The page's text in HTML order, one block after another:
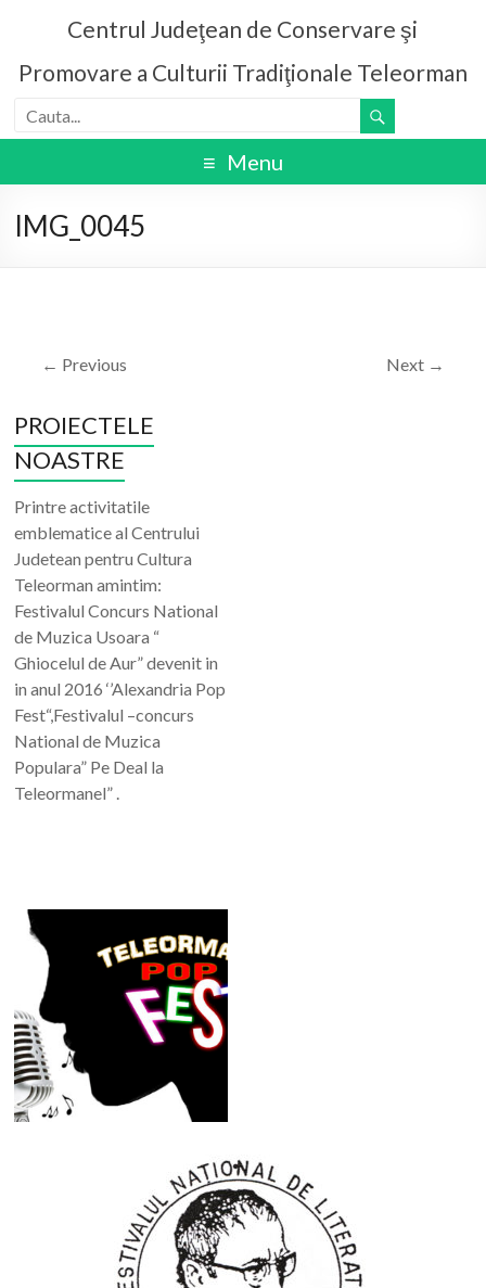
Centrul Judeţean de Conservare şi
Promovare a Culturii Tradiţionale Teleorman
Menu
IMG_0045
← Previous Next →
PROIECTELE
NOASTRE
Printre activitatile
emblematice al Centrului
Judetean pentru Cultura
Teleorman amintim:
Festivalul Concurs National
de Muzica Usoara “
Ghiocelul de Aur” devenit in
in anul 2016 ‘’Alexandria Pop
Fest“,Festivalul –concurs
National de Muzica
Populara” Pe Deal la
Teleormanel” .